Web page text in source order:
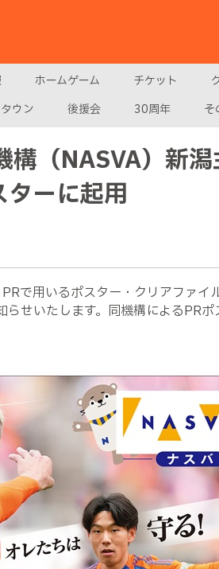
ホームゲーム チケット
ウン 後援会 30周年 そ
（NASVA）新
ーに起用
で用いるポスター・クリアファイ
せいたします。同機構によるPR